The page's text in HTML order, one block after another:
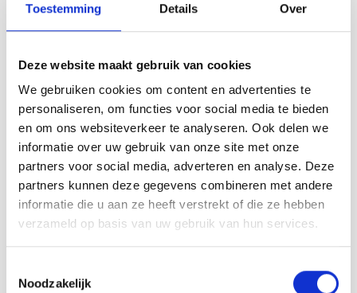
Toestemming Details Over
Deze website maakt gebruik van cookies
We gebruiken cookies om content en advertenties te
personaliseren, om functies voor social media te bieden
en om ons websiteverkeer te analyseren. Ook delen we
informatie over uw gebruik van onze site met onze
partners voor social media, adverteren en analyse. Deze
partners kunnen deze gegevens combineren met andere
informatie die u aan ze heeft verstrekt of die ze hebben
verzameld op basis van uw gebruik van hun services.
Noodzakelijk
Zweigart
Zweigart Murano
Vintage Country
Mocha - 32 ct, 140
cm
Merk: Zweigart Murano Vintage
Country Mocha, 32 count, 12-
evenweave Breedte: 140 cm
breed Samenstelling: 52%
Zweigart
Zweigart Belfast
70 cm
Lapje van 50 x 70 cm - Stof:
100% linnen - Kleur: vintage
draden per centimeter